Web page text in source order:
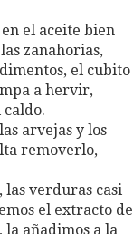
el aceite bien
zanahorias,
el cubito
a hervir,
arvejas y los
removerlo,
las verduras casi
el extracto de
añadimos a la